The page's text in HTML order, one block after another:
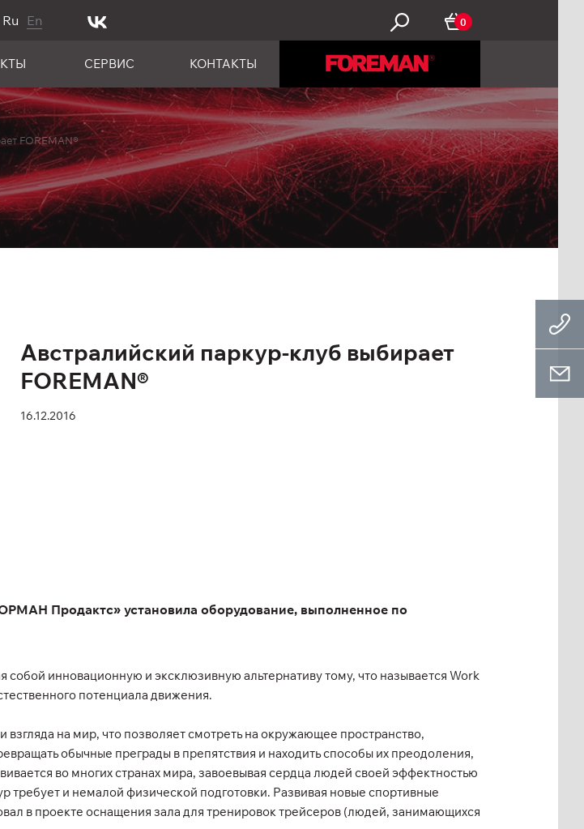
Ru En 0
СЕРВИС КОНТАКТЫ
FOREMAN®
Австралийский паркур-клуб выбирает
FOREMAN®
16.12.2016
Продактс» установила оборудование, выполненное по
инновационную и эксклюзивную альтернативу тому, что называется Work
потенциала движения.
на мир, что позволяет смотреть на окружающее пространство,
обычные преграды в препятствия и находить способы их преодоления,
во многих странах мира, завоевывая сердца людей своей эффектностью
требует и немалой физической подготовки. Развивая новые спортивные
в проекте оснащения зала для тренировок трейсеров (людей, занимающихся